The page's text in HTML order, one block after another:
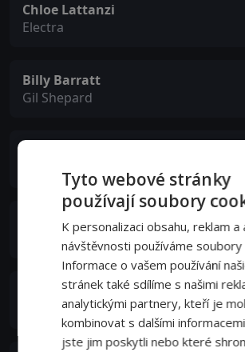
Chloe Lattanzi
Electra
Billy Barratt
Gil Shepard
Cody Linley
Matt Shepard
Russell Hodgkinson
Steven Beck
Tyto webové stránky
používají soubory
K personalizaci obsahu, reklam a
návštěvnosti používáme soubory
Informace o vašem používání
stránek také sdílíme s našimi
analytickými partnery, kteří je
kombinovat s dalšími
jste jim poskytli nebo které